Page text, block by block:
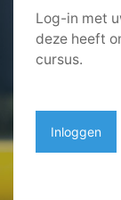
Log-in met
deze heeft
cursus.
Inloggen